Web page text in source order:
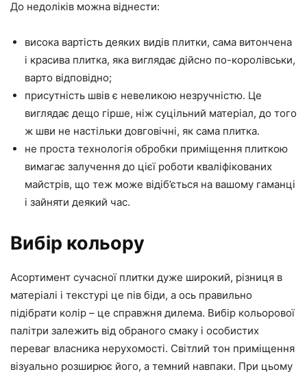
До недоліків можна віднести:
висока вартість деяких видів плитки, сама витончена
і красива плитка, яка виглядає дійсно по-королівськи,
варто відповідно;
присутність швів є невеликою незручністю. Це
виглядає дещо гірше, ніж суцільний матеріал, до того
ж шви не настільки довговічні, як сама плитка.
не проста технологія обробки приміщення плиткою
вимагає залучення до цієї роботи кваліфікованих
майстрів, що теж може відіб’ється на вашому гаманці
і зайняти деякий час.
Вибір кольору
Асортимент сучасної плитки дуже широкий, різниця в
матеріалі і текстурі це пів біди, а ось правильно
підібрати колір – це справжня дилема. Вибір кольорової
палітри залежить від обраного смаку і особистих
переваг власника нерухомості. Світлий тон приміщення
візуально розширює його, а темний навпаки. При цьому